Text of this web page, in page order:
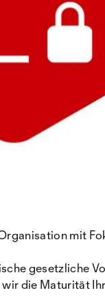
mit
gesetzliche
die Maturität